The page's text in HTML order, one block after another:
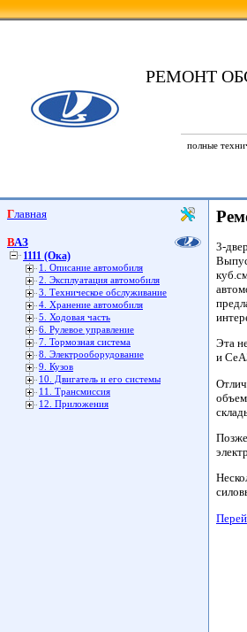
РЕМОНТ
полные
Главная
ВАЗ
1111 (Ока)
1. Описание автомобиля
2. Эксплуатация автомобиля
3. Техническое обслуживание
4. Хранение автомобиля
5. Ходовая часть
6. Рулевое управление
7. Тормозная система
8. Электрооборудование
9. Кузов
10. Двигатель и его системы
11. Трансмиссия
12. Приложения
3-
Эта
и